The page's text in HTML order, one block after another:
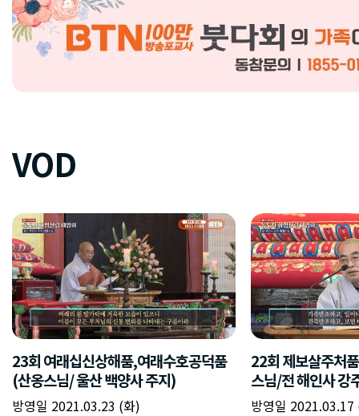
VOD
23회 여래십신상해품,여래수호공덕품
(산옹스님/ 울산 백양사 주지)
방영일 2021.03.23 (화)
22회 제보살주처
스님/전 해인사 강
방영일 2021.03.17